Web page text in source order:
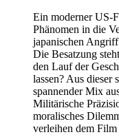
Ein moderner US-
Phänomen in die
japanischen
Die Besatzung
den Lauf der
lassen? Aus dieser
spannender Mix
Militärische
moralisches
verleihen dem Film